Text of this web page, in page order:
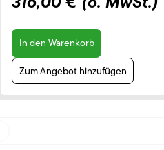
In den Warenkorb
Zum Angebot hinzufügen